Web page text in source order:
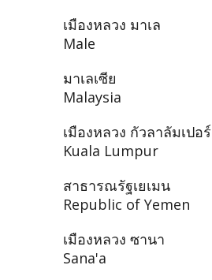
เมืองหลวง มาเล
Male
มาเลเซีย
Malaysia
เมืองหลวง กัวลาลัมเปอร์
Kuala Lumpur
สาธารณรัฐเยเมน
Republic of Yemen
เมืองหลวง ซานา
Sana'a